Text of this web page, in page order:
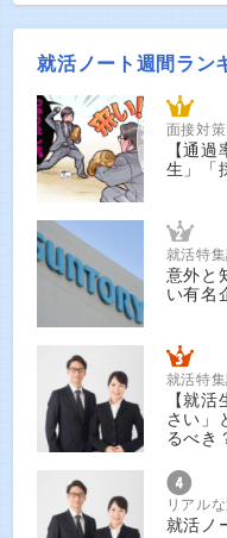
就活ノート週間ラン
面接対策
【通
生」「
就活特
意外と
い有名
就活特
【就
さい」
るべき
リアル
就活ノ